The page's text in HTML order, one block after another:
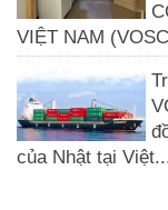
VIỆT NAM
của Nhật tại